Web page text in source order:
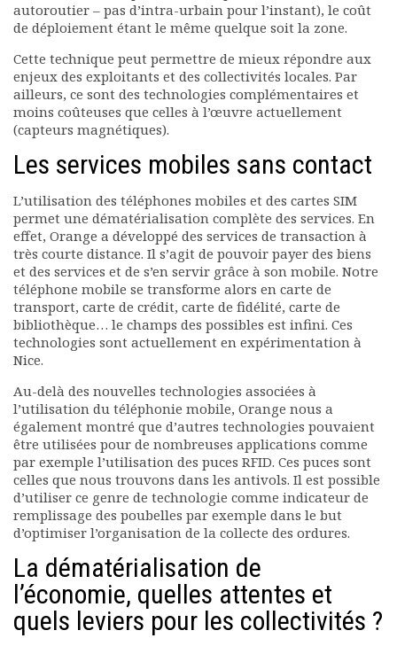
autoroutier – pas d’intra-urbain pour l’instant), le coût
de déploiement étant le même quelque soit la zone.
Cette technique peut permettre de mieux répondre aux
enjeux des exploitants et des collectivités locales. Par
ailleurs, ce sont des technologies complémentaires et
moins coûteuses que celles à l’œuvre actuellement
(capteurs magnétiques).
Les services mobiles sans contact
L’utilisation des téléphones mobiles et des cartes SIM
permet une dématérialisation complète des services. En
effet, Orange a développé des services de transaction à
très courte distance. Il s’agit de pouvoir payer des biens
et des services et de s’en servir grâce à son mobile. Notre
téléphone mobile se transforme alors en carte de
transport, carte de crédit, carte de fidélité, carte de
bibliothèque… le champs des possibles est infini. Ces
technologies sont actuellement en expérimentation à
Nice.
Au-delà des nouvelles technologies associées à
l’utilisation du téléphonie mobile, Orange nous a
également montré que d’autres technologies pouvaient
être utilisées pour de nombreuses applications comme
par exemple l’utilisation des puces RFID. Ces puces sont
celles que nous trouvons dans les antivols. Il est possible
d’utiliser ce genre de technologie comme indicateur de
remplissage des poubelles par exemple dans le but
d’optimiser l’organisation de la collecte des ordures.
La dématérialisation de
l’économie, quelles attentes et
quels leviers pour les collectivités ?